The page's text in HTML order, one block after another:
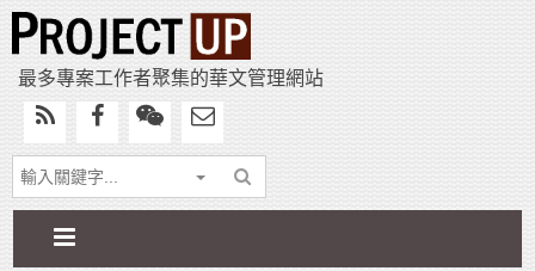
最多專案工作者聚集的華文管理網站